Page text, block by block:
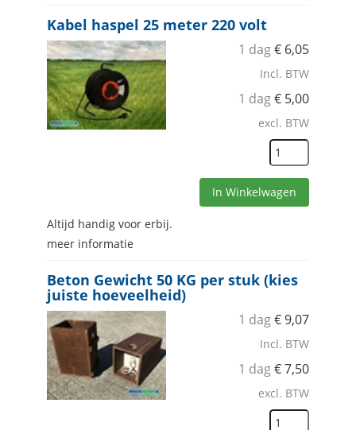
Kabel haspel 25 meter 220 volt
1 dag€ 6,05
Incl. BTW
1 dag€ 5,00
excl. BTW
In Winkelwagen
Altijd handig voor erbij.
meer informatie
Beton Gewicht 50 KG per stuk (kies
juiste hoeveelheid)
1 dag€9,07
Incl. BTW
1 dag€7,50
excl. BTW